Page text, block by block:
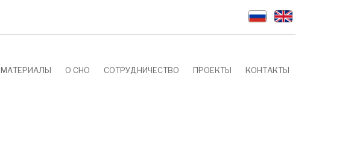
МАТЕРИАЛЫ О СНО СОТРУДНИЧЕСТВО ПРОЕКТЫ КОНТАКТЫ